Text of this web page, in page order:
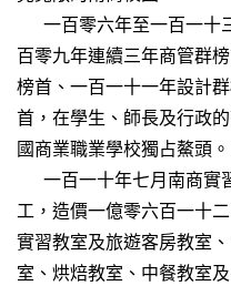
一百零六年至一百一十
百零九年連續三年商管群
榜首、一百一十一年設計
首，在學生、師長及行政
國商業職業學校獨占鰲頭。
一百一十年七月南商實
工，造價一億零六百一十
實習教室及旅遊客房教室
室、烘焙教室、中餐教室